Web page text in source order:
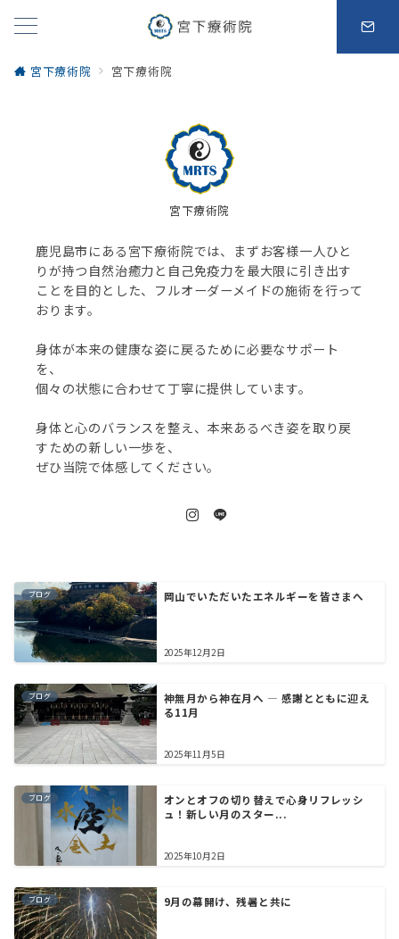
宮下療術院 宮下療術院
宮下療術院
鹿児島市にある宮下療術院では、まずお客様一人ひと
りが持つ自然治癒力と自己免疫力を最大限に引き出す
ことを目的とした、フルオーダーメイドの施術を行って
おります。
身体が本来の健康な姿に戻るために必要なサポート
を、
個々の状態に合わせて丁寧に提供しています。
身体と心のバランスを整え、本来あるべき姿を取り戻
すための新しい一歩を、
ぜひ当院で体感してください。
ブログ 岡山でいただいたエネルギーを皆さまへ
2025年12月2日
ブログ
神無月から神在月へ — 感謝とともに迎え
る11月
2025年11月5日
ブログ
オンとオフの切り替えで心身リフレッシ
ュ！新しい月のスター...
2025年10月2日
ブログ 9月の幕開け、残暑と共に